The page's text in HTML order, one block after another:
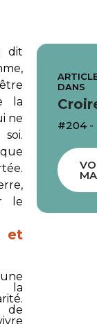
dit
la
ne
le
la
de
DANS
#204 -